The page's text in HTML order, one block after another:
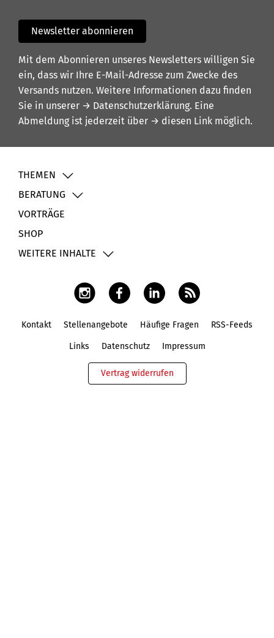
Newsletter abonnieren
Mit dem Abonnieren unseres Newsletters willigen Sie
ein, dass wir Ihre E-Mail-Adresse zum Zwecke des
Versands nutzen. Weitere Informationen dazu finden
Sie in unserer → Datenschutzerklärung. Eine
Abmeldung ist jederzeit über → diesen Link möglich.
THEMEN
BERATUNG
VORTRÄGE
SHOP
WEITERE INHALTE
Kontakt Stellenangebote Häufige Fragen RSS-Feeds
Links Datenschutz Impressum
Vertrag widerrufen